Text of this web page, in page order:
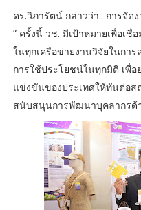
ดร.วิภารัตน์ กล่าวว่า.. การจัด
” ครั้งนี้ วช. มีเป้าหมายเพื่อเชื่
ในทุกเครือข่ายงานวิจัยในกา
การใช้ประโยชน์ในทุกมิติ เพื่
แข่งขันของประเทศให้ทันต่อส
สนับสนุนการพัฒนาบุคลากรด้